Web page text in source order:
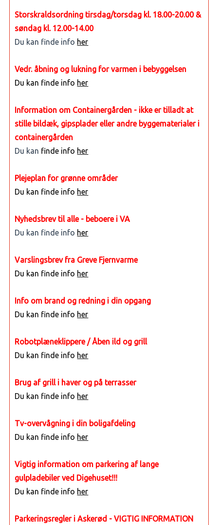
Storskraldsordning tirsdag/torsdag kl. 18.00-20.00 &
søndag kl. 12.00-14.00
Du kan finde info her
Vedr. åbning og lukning for varmen i bebyggelsen
Du kan finde info her
Information om Containergården - ikke er tilladt at
stille bildæk, gipsplader eller andre byggematerialer i
containergården
Du kan finde info her
Plejeplan for grønne områder
Du kan finde info her
Nyhedsbrev til alle - beboere i VA
Du kan finde info her
Varslingsbrev fra Greve Fjernvarme
Du kan finde info her
Info om brand og redning i din opgang
Du kan finde info her
Robotplæneklippere / Åben ild og grill
Du kan finde info her
Brug af grill i haver og på terrasser
Du kan finde info her
Tv-overvågning i din boligafdeling
Du kan finde info her
Vigtig information om parkering af lange
gulpladebiler ved Digehuset!!!
Du kan finde info her
Parkeringsregler i Askerød - VIGTIG INFORMATION